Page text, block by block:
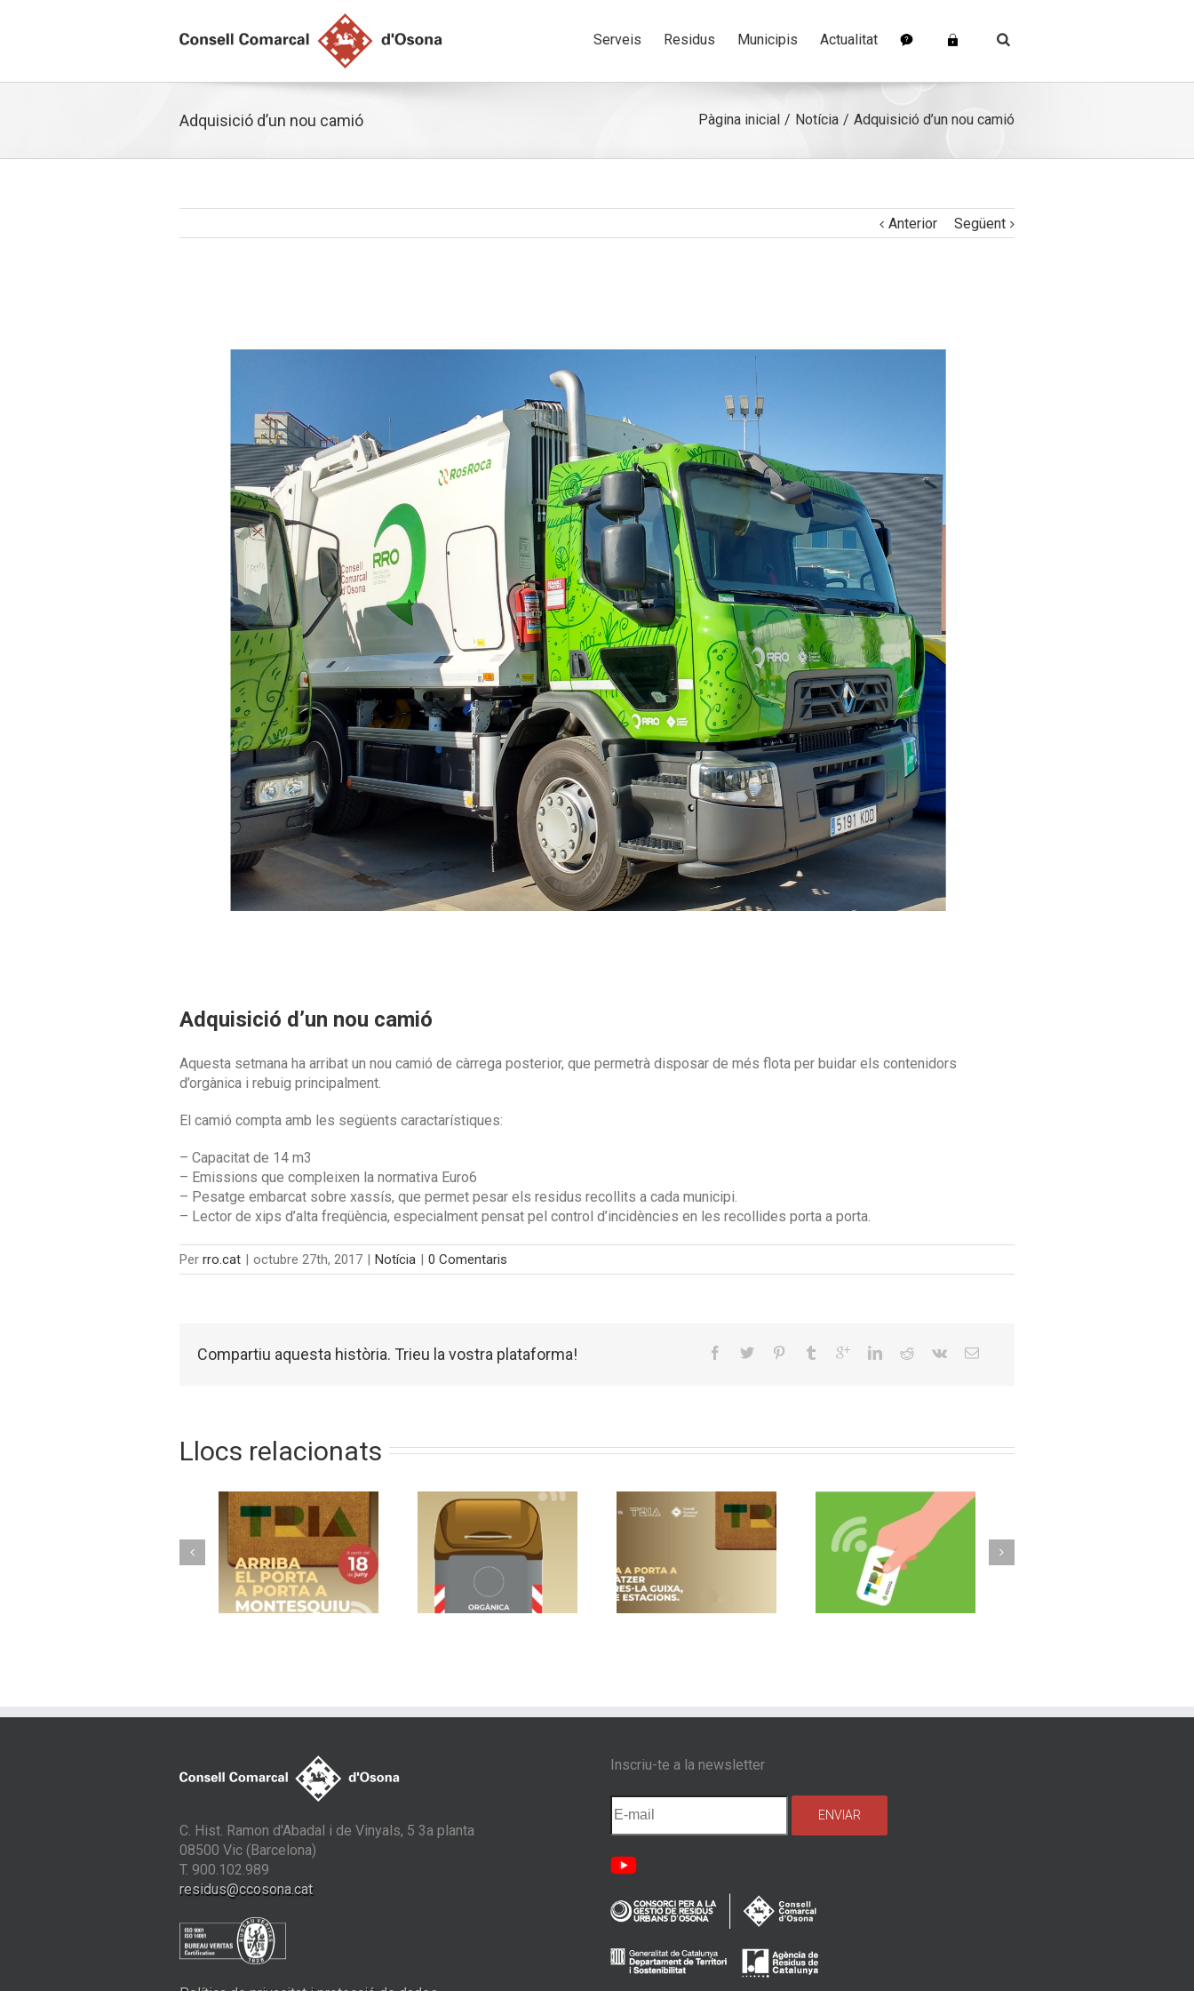
Serveis Residus Municipis Actualitat
Adquisició d’un nou camió Pàgina inicial Notícia Adquisició d’un nou camió
Anterior Següent
Adquisició d’un nou camió
Aquesta setmana ha arribat un nou camió de càrrega posterior, que permetrà disposar de més flota per buidar els contenidors
d’orgànica i rebuig principalment.
El camió compta amb les següents caractarístiques:
– Capacitat de 14 m3
– Emissions que compleixen la normativa Euro6
– Pesatge embarcat sobre xassís, que permet pesar els residus recollits a cada municipi.
– Lector de xips d’alta freqüència, especialment pensat pel control d’incidències en les recollides porta a porta.
Per rro.cat | octubre 27th, 2017 | Notícia | 0 Comentaris
Compartiu aquesta història. Trieu la vostra plataforma!
Llocs relacionats
Arriba el porta a
Torelló implanta un
nou model de
recollida avançada
Vic implanta la
recollida porta a
porta als barris de
Nou sistema de
contenidors amb
control d’accés a
Olost fa un pas més
implantant la
recollida porta a
C. Hist. Ramon d'Abadal i de Vinyals, 5 3a planta
08500 Vic (Barcelona)
T. 900.102.989
residus@ccosona.cat
Inscriu-te a la newsletter